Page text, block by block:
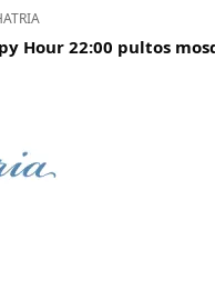
Hour 22:00 pultos